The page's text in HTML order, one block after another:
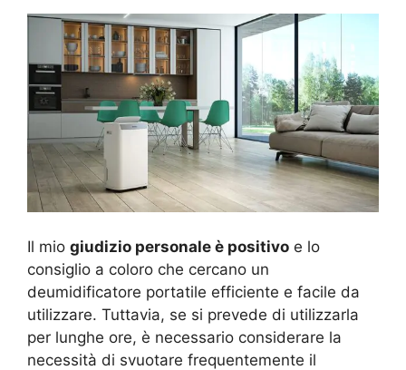
Il mio giudizio personale è positivo e lo
consiglio a coloro che cercano un
deumidificatore portatile efficiente e facile da
utilizzare. Tuttavia, se si prevede di utilizzarla
per lunghe ore, è necessario considerare la
necessità di svuotare frequentemente il